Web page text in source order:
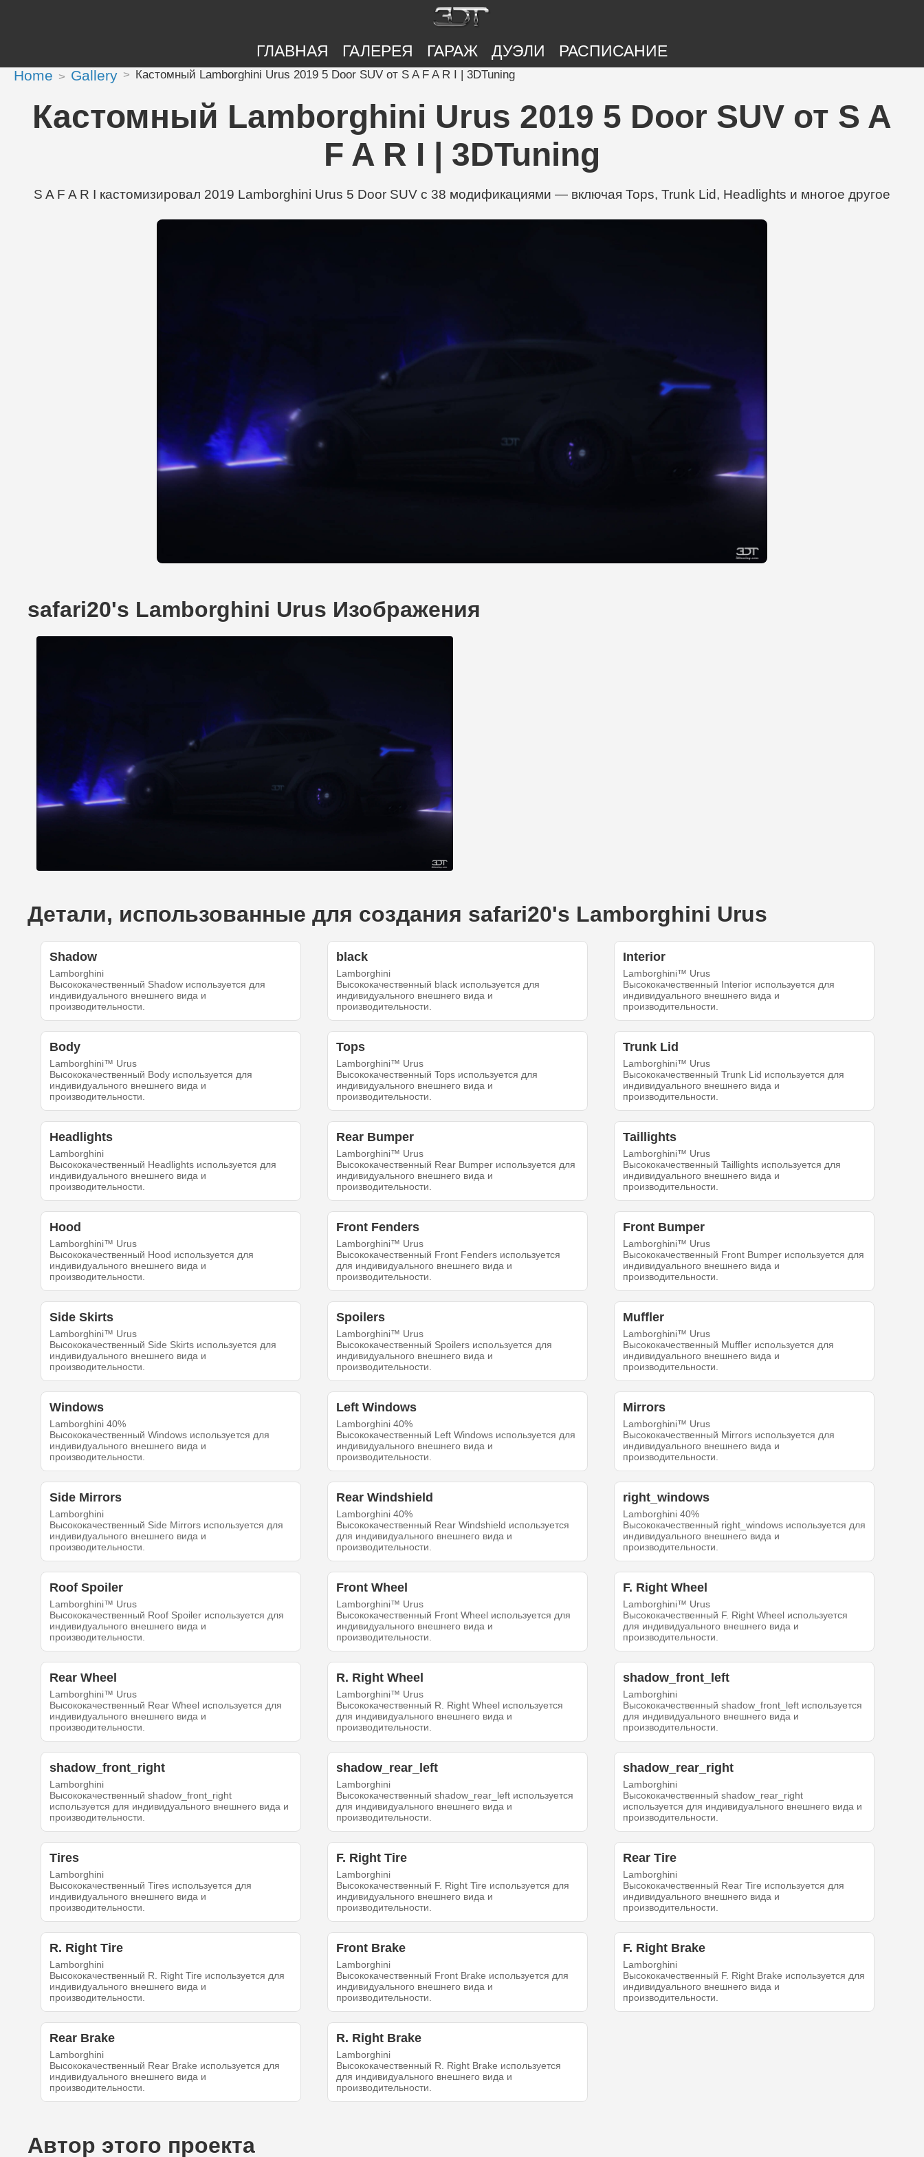
ГЛАВНАЯ ГАЛЕРЕЯ ГАРАЖ ДУЭЛИ РАСПИСАНИЕ
Home Gallery Кастомный Lamborghini Urus 2019 5 Door SUV от S A F A R I | 3DTuning
Кастомный Lamborghini Urus 2019 5 Door SUV от S A
F A R I | 3DTuning
S A F A R I кастомизировал 2019 Lamborghini Urus 5 Door SUV с 38 модификациями — включая Tops, Trunk Lid, Headlights и многое другое
safari20's Lamborghini Urus Изображения
Детали, использованные для создания safari20's Lamborghini Urus
Shadow
Lamborghini
Высококачественный Shadow используется для
индивидуального внешнего вида и
производительности.
black
Lamborghini
Высококачественный black используется для
индивидуального внешнего вида и
производительности.
Interior
Lamborghini™ Urus
Высококачественный Interior используется для
индивидуального внешнего вида и
производительности.
Body
Lamborghini™ Urus
Высококачественный Body используется для
индивидуального внешнего вида и
производительности.
Tops
Lamborghini™ Urus
Высококачественный Tops используется для
индивидуального внешнего вида и
производительности.
Trunk Lid
Lamborghini™ Urus
Высококачественный Trunk Lid используется для
индивидуального внешнего вида и
производительности.
Headlights
Lamborghini
Высококачественный Headlights используется для
индивидуального внешнего вида и
производительности.
Rear Bumper
Lamborghini™ Urus
Высококачественный Rear Bumper используется для
индивидуального внешнего вида и
производительности.
Taillights
Lamborghini™ Urus
Высококачественный Taillights используется для
индивидуального внешнего вида и
производительности.
Hood
Lamborghini™ Urus
Высококачественный Hood используется для
индивидуального внешнего вида и
производительности.
Front Fenders
Lamborghini™ Urus
Высококачественный Front Fenders используется
для индивидуального внешнего вида и
производительности.
Front Bumper
Lamborghini™ Urus
Высококачественный Front Bumper используется для
индивидуального внешнего вида и
производительности.
Side Skirts
Lamborghini™ Urus
Высококачественный Side Skirts используется для
индивидуального внешнего вида и
производительности.
Spoilers
Lamborghini™ Urus
Высококачественный Spoilers используется для
индивидуального внешнего вида и
производительности.
Muffler
Lamborghini™ Urus
Высококачественный Muffler используется для
индивидуального внешнего вида и
производительности.
Windows
Lamborghini 40%
Высококачественный Windows используется для
индивидуального внешнего вида и
производительности.
Left Windows
Lamborghini 40%
Высококачественный Left Windows используется для
индивидуального внешнего вида и
производительности.
Mirrors
Lamborghini™ Urus
Высококачественный Mirrors используется для
индивидуального внешнего вида и
производительности.
Side Mirrors
Lamborghini
Высококачественный Side Mirrors используется для
индивидуального внешнего вида и
производительности.
Rear Windshield
Lamborghini 40%
Высококачественный Rear Windshield используется
для индивидуального внешнего вида и
производительности.
right_windows
Lamborghini 40%
Высококачественный right_windows используется для
индивидуального внешнего вида и
производительности.
Roof Spoiler
Lamborghini™ Urus
Высококачественный Roof Spoiler используется для
индивидуального внешнего вида и
производительности.
Front Wheel
Lamborghini™ Urus
Высококачественный Front Wheel используется для
индивидуального внешнего вида и
производительности.
F. Right Wheel
Lamborghini™ Urus
Высококачественный F. Right Wheel используется
для индивидуального внешнего вида и
производительности.
Rear Wheel
Lamborghini™ Urus
Высококачественный Rear Wheel используется для
индивидуального внешнего вида и
производительности.
R. Right Wheel
Lamborghini™ Urus
Высококачественный R. Right Wheel используется
для индивидуального внешнего вида и
производительности.
shadow_front_left
Lamborghini
Высококачественный shadow_front_left используется
для индивидуального внешнего вида и
производительности.
shadow_front_right
Lamborghini
Высококачественный shadow_front_right
используется для индивидуального внешнего вида и
производительности.
shadow_rear_left
Lamborghini
Высококачественный shadow_rear_left используется
для индивидуального внешнего вида и
производительности.
shadow_rear_right
Lamborghini
Высококачественный shadow_rear_right
используется для индивидуального внешнего вида и
производительности.
Tires
Lamborghini
Высококачественный Tires используется для
индивидуального внешнего вида и
производительности.
F. Right Tire
Lamborghini
Высококачественный F. Right Tire используется для
индивидуального внешнего вида и
производительности.
Rear Tire
Lamborghini
Высококачественный Rear Tire используется для
индивидуального внешнего вида и
производительности.
R. Right Tire
Lamborghini
Высококачественный R. Right Tire используется для
индивидуального внешнего вида и
производительности.
Front Brake
Lamborghini
Высококачественный Front Brake используется для
индивидуального внешнего вида и
производительности.
F. Right Brake
Lamborghini
Высококачественный F. Right Brake используется для
индивидуального внешнего вида и
производительности.
Rear Brake
Lamborghini
Высококачественный Rear Brake используется для
индивидуального внешнего вида и
производительности.
R. Right Brake
Lamborghini
Высококачественный R. Right Brake используется
для индивидуального внешнего вида и
производительности.
Автор этого проекта